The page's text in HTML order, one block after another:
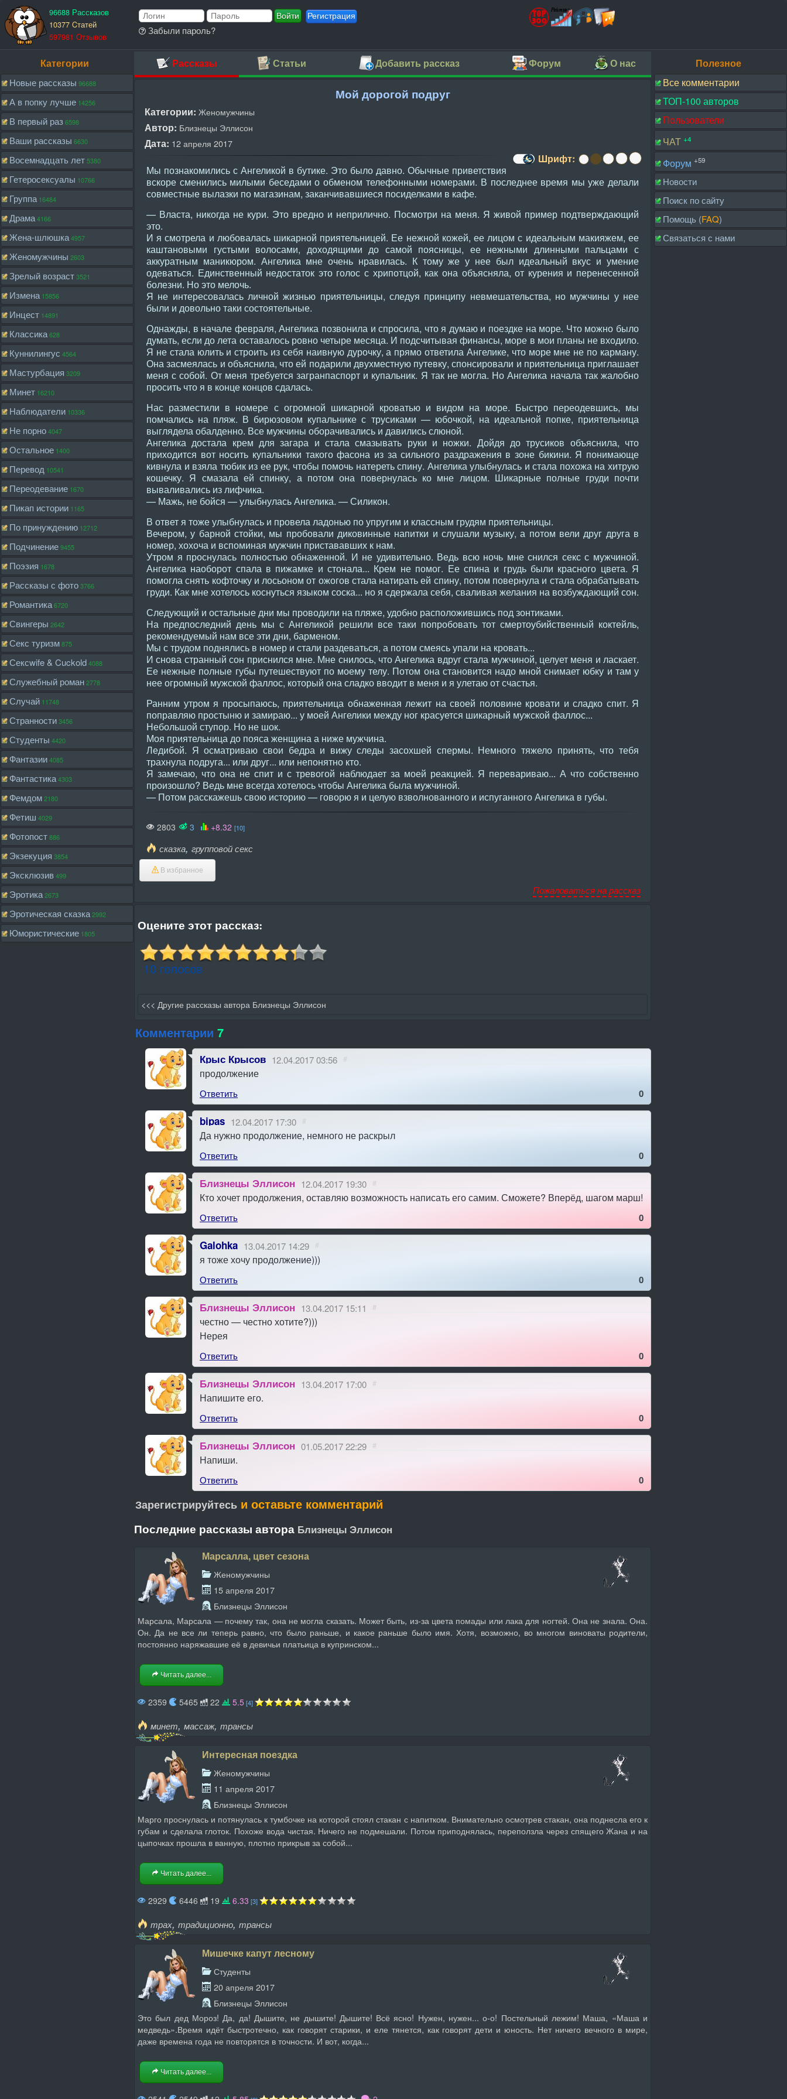
96688 Рассказов
10377 Cтатей
597981 Отзывов
Регистрация
Забыли пароль?
Категории
Новые рассказы 96688
А в попку лучше 14256
В первый раз6598
Ваши рассказы 6630
Восемнадцать лет5380
Гетеросексуалы 10766
Группа 16484
Драма4166
Жена-шлюшка4957
Женомужчины 2603
Зрелый возраст3521
Измена 15856
Инцест 14891
Классика628
Куннилингус 4564
Мастурбация 3209
Минет 16210
Наблюдатели 10336
Не порно4047
Остальное 1400
Перевод 10541
Переодевание 1670
Пикап истории 1165
По принуждению 12712
Подчинение9455
Поэзия 1678
Рассказы с фото3766
Романтика6720
Свингеры 2642
Секс туризм875
Сексwife & Cuckold4088
Служебный роман2778
Случай 11748
Странности3456
Студенты 4420
Фантазии4085
Фантастика4303
Фемдом2180
Фетиш 4029
Фотопост886
Экзекуция 3854
Эксклюзив499
Эротика2673
Эротическая сказка2992
Юмористические 1805
Рассказы Статьи Добавить рассказ Форум О нас
Мой дорогой подруг
Категории: Женомужчины
Автор: Близнецы Эллисон
Дата: 12 апреля 2017
Шрифт:
Мы познакомились с Ангеликой в бутике. Это было давно. Обычные приветствия
вскоре сменились милыми беседами о обменом телефонными номерами. В последнее время мы уже делали
совместные вылазки по магазинам, заканчивавшиеся посиделками в кафе.
— Власта, никогда не кури. Это вредно и неприлично. Посмотри на меня. Я живой пример подтверждающий
это.
И я смотрела и любовалась шикарной приятельницей. Ее нежной кожей, ее лицом с идеальным макияжем, ее
каштановыми густыми волосами, доходящими до самой поясницы, ее нежными длинными пальцами с
аккуратным маникюром. Ангелика мне очень нравилась. К тому же у нее был идеальный вкус и умение
одеваться. Единственный недостаток это голос с хрипотцой, как она объясняла, от курения и перенесенной
болезни. Но это мелочь.
Я не интересовалась личной жизнью приятельницы, следуя принципу невмешательства, но мужчины у нее
были и довольно таки состоятельные.
Однажды, в начале февраля, Ангелика позвонила и спросила, что я думаю и поездке на море. Что можно было
думать, если до лета оставалось ровно четыре месяца. И подсчитывая финансы, море в мои планы не входило.
Я не стала юлить и строить из себя наивную дурочку, а прямо ответила Ангелике, что море мне не по карману.
Она засмеялась и объяснила, что ей подарили двухместную путевку, спонсировали и приятельница приглашает
меня с собой. От меня требуется загранпаспорт и купальник. Я так не могла. Но Ангелика начала так жалобно
просить что я в конце концов сдалась.
Нас разместили в номере с огромной шикарной кроватью и видом на море. Быстро переодевшись, мы
помчались на пляж. В бирюзовом купальнике с трусиками — юбочкой, на идеальной попке, приятельница
выглядела обалденно. Все мужчины оборачивались и давились слюной.
Ангелика достала крем для загара и стала смазывать руки и ножки. Дойдя до трусиков объяснила, что
приходится вот носить купальники такого фасона из за сильного раздражения в зоне бикини. Я понимающе
кивнула и взяла тюбик из ее рук, чтобы помочь натереть спину. Ангелика улыбнулась и стала похожа на хитрую
кошечку. Я смазала ей спинку, а потом она повернулась ко мне лицом. Шикарные полные груди почти
вываливались из лифчика.
— Мажь, не бойся — улыбнулась Ангелика. — Силикон.
В ответ я тоже улыбнулась и провела ладонью по упругим и классным грудям приятельницы.
Вечером, у барной стойки, мы пробовали диковинные напитки и слушали музыку, а потом вели друг друга в
номер, хохоча и вспоминая мужчин пристававших к нам.
Утром я проснулась полностью обнаженной. И не удивительно. Ведь всю ночь мне снился секс с мужчиной.
Ангелика наоборот спала в пижамке и стонала... Крем не помог. Ее спина и грудь были красного цвета. Я
помогла снять кофточку и лосьоном от ожогов стала натирать ей спину, потом повернула и стала обрабатывать
груди. Как мне хотелось коснуться языком соска... но я сдержала себя, сваливая желания на возбуждающий сон.
Следующий и остальные дни мы проводили на пляже, удобно расположившись под зонтиками.
На предпоследний день мы с Ангеликой решили все таки попробовать тот смертоубийственный коктейль,
рекомендуемый нам все эти дни, барменом.
Мы с трудом поднялись в номер и стали раздеваться, а потом смеясь упали на кровать...
И снова странный сон приснился мне. Мне снилось, что Ангелика вдруг стала мужчиной, целует меня и ласкает.
Ее нежные полные губы путешествуют по моему телу. Потом она становится надо мной снимает юбку и там у
нее огромный мужской фаллос, который она сладко вводит в меня и я улетаю от счастья.
Ранним утром я просыпаюсь, приятельница обнаженная лежит на своей половине кровати и сладко спит. Я
поправляю простыню и замираю... у моей Ангелики между ног красуется шикарный мужской фаллос...
Небольшой ступор. Но не шок.
Моя приятельница до пояса женщина а ниже мужчина.
Ледибой. Я осматриваю свои бедра и вижу следы засохшей спермы. Немного тяжело принять, что тебя
трахнула подруга... или друг... или непонятно кто.
Я замечаю, что она не спит и с тревогой наблюдает за моей реакцией. Я перевариваю... А что собственно
произошло? Ведь мне всегда хотелось чтобы Ангелика была мужчиной.
— Потом расскажешь свою историю — говорю я и целую взволнованного и испуганного Ангелика в губы.
2803 3 +8.32 [10]
сказка, групповой секс
В избранное
Пожаловаться на рассказ
Оцените этот рассказ:
10 голосов
<<< Другие рассказы автора Близнецы Эллисон
Комментарии 7
Крыс Крысов 12.04.2017 03:56 #
продолжение
Ответить 0
bipas 12.04.2017 17:30 #
Да нужно продолжение, немного не раскрыл
Ответить 0
Близнецы Эллисон 12.04.2017 19:30 #
Кто хочет продолжения, оставляю возможность написать его самим. Сможете? Вперёд, шагом марш!
Ответить 0
Galohka 13.04.2017 14:29 #
я тоже хочу продолжение)))
Ответить 0
Близнецы Эллисон 13.04.2017 15:11 #
честно — честно хотите?)))
Нерея
Ответить 0
Близнецы Эллисон 13.04.2017 17:00 #
Напишите его.
Ответить 0
Близнецы Эллисон 01.05.2017 22:29 #
Напиши.
Ответить 0
Зарегистрируйтесь и оставьте комментарий
Последние рассказы автора Близнецы Эллисон
Марсалла, цвет сезона
Женомужчины
15 апреля 2017
Близнецы Эллисон
Марсала, Марсала — почему так, она не могла сказать. Может быть, из-за цвета помады или лака для ногтей. Она не знала. Она.
Он. Да не все ли теперь равно, что было раньше, и какое раньше было имя. Хотя, возможно, во многом виноваты родители,
постоянно наряжавшие её в девичьи платьица в купринском...
Читать далее...
2359 5465 22 5.5 [4]
минет, массаж, трансы
Интересная поездка
Женомужчины
11 апреля 2017
Близнецы Эллисон
Марго проснулась и потянулась к тумбочке на которой стоял стакан с напитком. Внимательно осмотрев стакан, она поднесла его к
губам и сделала глоток. Похоже вода чистая. Ничего не подмешали. Потом приподнялась, переползла через спящего Жана и на
цыпочках прошла в ванную, плотно прикрыв за собой...
Читать далее...
2929 6446 19 6.33 [3]
трах, традиционно, трансы
Мишечке капут лесному
Студенты
20 апреля 2017
Близнецы Эллисон
Это был дед Мороз! Да, да! Дышите, не дышите! Дышите! Всё ясно! Нужен, нужен... о-о! Постельный лежим! Маша, «Маша и
медведь».Время идёт быстротечно, как говорят старики, и еле тянется, как говорят дети и юность. Нет ничего вечного в мире,
даже времена года не повторятся в точности. И вот, когда...
Читать далее...
Полезное
Все комментарии
ТОП-100 авторов
Пользователи
ЧАТ +4
Форум +59
Новости
Поиск по сайту
Помощь (FAQ)
Связаться с нами